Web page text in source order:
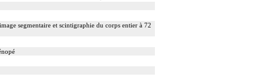
segmentaire et scintigraphie du corps entier à 72